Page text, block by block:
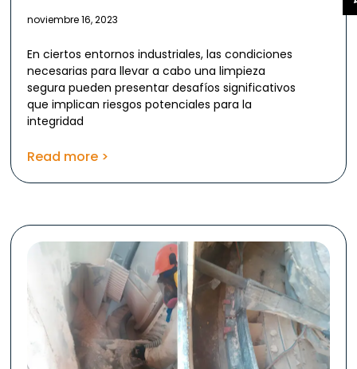
noviembre 16, 2023
En ciertos entornos industriales, las condiciones
necesarias para llevar a cabo una limpieza
segura pueden presentar desafíos significativos
que implican riesgos potenciales para la
integridad
Read more >